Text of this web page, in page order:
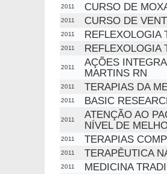
2011 CURSO DE
2011 CURSO DE
2011 REFLEXOLOGIA
2011 REFLEXOLOGIA
2011
AÇÕES
MARTINS RN
2011 TERAPIAS DA
2011 BASIC
2011
ATENÇÃO AO
NÍVEL DE
2011 TERAPIAS
2011 TERAPÊUTICA
2011 MEDICINA